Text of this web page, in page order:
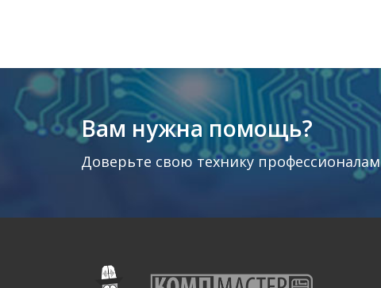
Вам нужна помощь?
Доверьте свою технику профессионалам